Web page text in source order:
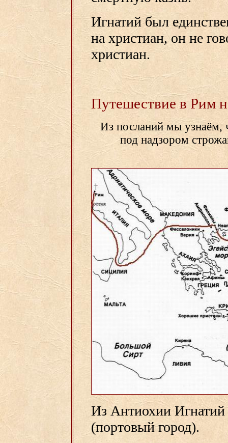
Игнатий был
на христиан, он не
христиан.
Путешествие в Рим
Из посланий мы узнаём,
под надзором
Из Антиохии Игнатий
(портовый город).